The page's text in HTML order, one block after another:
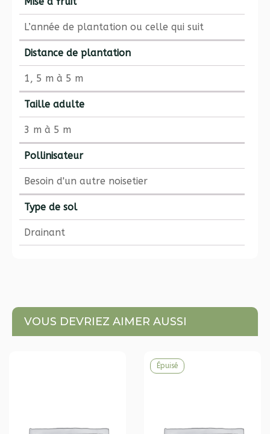
L’année de plantation ou celle qui suit
Distance de plantation
1, 5 m à 5 m
Taille adulte
3 m à 5 m
Pollinisateur
Besoin d'un autre noisetier
Type de sol
Drainant
VOUS DEVRIEZ AIMER AUSSI
Épuisé